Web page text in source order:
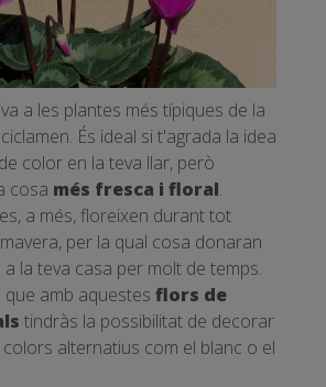
a les plantes més típiques de la
És ideal si t'agrada la idea
color en la teva llar, però
cosa més fresca i floral.
a més, floreixen durant tot
per la qual cosa donaran
la teva casa per molt de temps.
amb aquestes flors de
tindràs la possibilitat de decorar
alternatius com el blanc o el